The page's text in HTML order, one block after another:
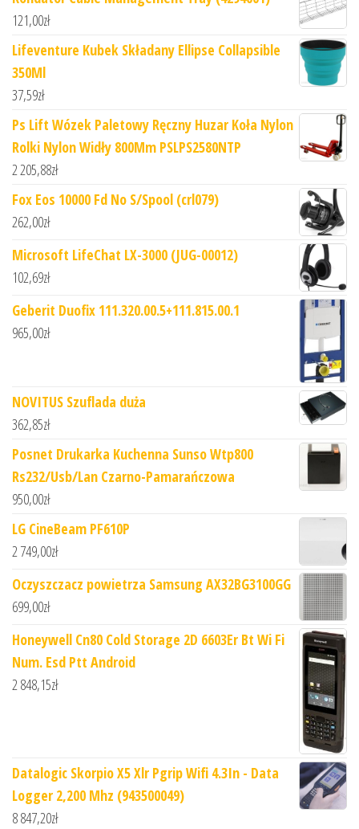
121,00zł
Lifeventure Kubek Składany Ellipse Collapsible
350Ml
37,59zł
Ps Lift Wózek Paletowy Ręczny Huzar Koła Nylon
Rolki Nylon Widły 800Mm PSLPS2580NTP
2 205,88zł
Fox Eos 10000 Fd No S/Spool (crl079)
262,00zł
Microsoft LifeChat LX-3000 (JUG-00012)
102,69zł
Geberit Duofix 111.320.00.5+111.815.00.1
965,00zł
NOVITUS Szuflada duża
362,85zł
Posnet Drukarka Kuchenna Sunso Wtp800
Rs232/Usb/Lan Czarno-Pamarańczowa
950,00zł
LG CineBeam PF610P
2 749,00zł
Oczyszczacz powietrza Samsung AX32BG3100GG
699,00zł
Honeywell Cn80 Cold Storage 2D 6603Er Bt Wi Fi
Num. Esd Ptt Android
2 848,15zł
Datalogic Skorpio X5 Xlr Pgrip Wifi 4.3In - Data
Logger 2,200 Mhz (943500049)
8 847,20zł